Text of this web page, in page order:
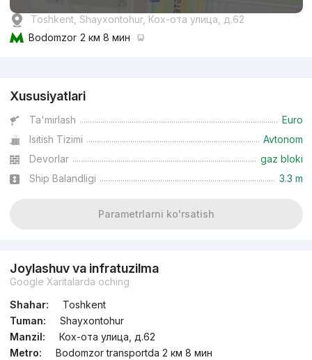
Toshkent, Shayxontohur, Кох-ота улица, д.62
Bodomzor 2 км 8 мин
Xususiyatlari
Ta'mirlash
Euro
Isitish Tizimi
Avtonom
Devorlar
gaz bloki
Ship Balandligi
3.3 m
Parametrlarni ko'rsatish
Joylashuv va infratuzilma
Google Xaritalarda oching
Shahar:
Toshkent
Tuman:
Shayxontohur
Manzil:
Кох-ота улица, д.62
Metro:
Bodomzor transportda 2 км 8 мин